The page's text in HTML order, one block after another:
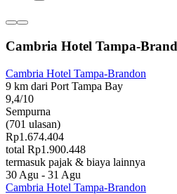
Cambria Hotel Tampa-
Cambria Hotel Tampa-Brandon
9 km dari Port Tampa Bay
9,4/10
Sempurna
(701 ulasan)
Rp1.674.404
total Rp1.900.448
termasuk pajak & biaya lainnya
30 Agu - 31 Agu
Cambria Hotel Tampa-Brandon